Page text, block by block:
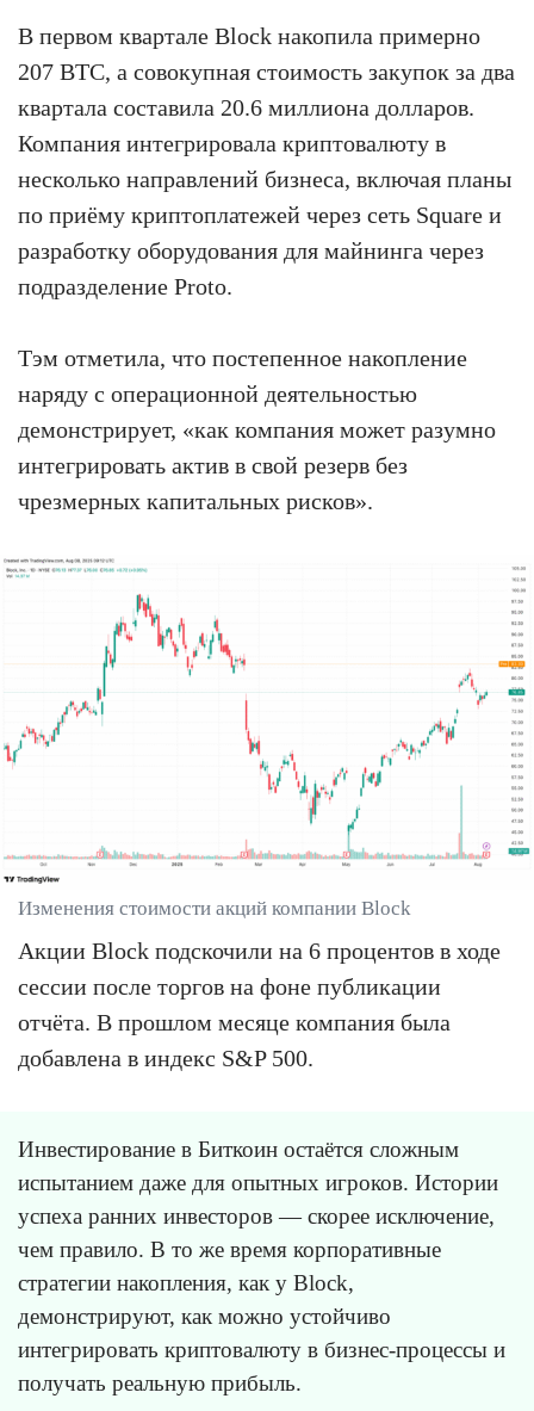
В первом квартале Block накопила примерно
207 BTC, а совокупная стоимость закупок за два
квартала составила 20.6 миллиона долларов.
Компания интегрировала криптовалюту в
несколько направлений бизнеса, включая планы
по приёму криптоплатежей через сеть Square и
разработку оборудования для майнинга через
подразделение Proto.
Тэм отметила, что постепенное накопление
наряду с операционной деятельностью
демонстрирует, «как компания может разумно
интегрировать актив в свой резерв без
чрезмерных капитальных рисков».
Изменения стоимости акций компании Block
Акции Block подскочили на 6 процентов в ходе
сессии после торгов на фоне публикации
отчёта. В прошлом месяце компания была
добавлена в индекс S&P 500.
Инвестирование в Биткоин остаётся сложным
испытанием даже для опытных игроков. Истории
успеха ранних инвесторов — скорее исключение,
чем правило. В то же время корпоративные
стратегии накопления, как у Block,
демонстрируют, как можно устойчиво
интегрировать криптовалюту в бизнес-процессы и
получать реальную прибыль.